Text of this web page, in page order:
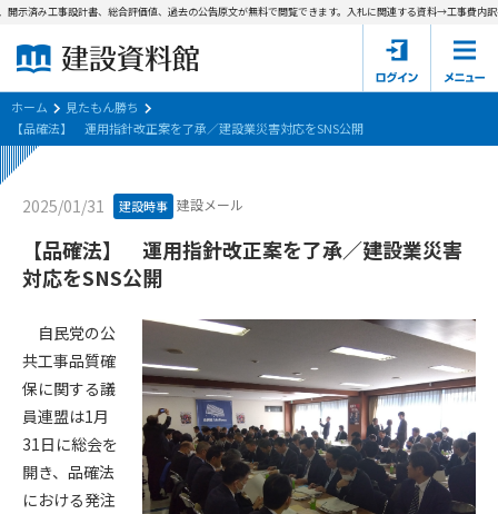
建設資料館とは
東京都の入札資料
国土交通省の入札資料
見たもん勝ち
会員登録について
サポーター会員一覧
会社概要 お問い合わせ
個人情報保護方針
会員規約
み工事設計書、総合評価値、過去の公告原文が無料で閲覧できます。入札に関連する資料→工事費内訳書(
ホーム
見たもん勝ち
【品確法】 運用指針改正案を了承／建設業災害対応をSNS公開
2025/01/31 建設時事 建設メール
【品確法】 運用指針改正案を了承／建設業災害
対応をSNS公開
自民党の公
共工事品質確
保に関する議
員連盟は1月
31日に総会を
開き、品確法
における発注
第1条（規約の目的）
会員サービスの利用条件等について定めるものです。
2. 管理者が建設資料館WEB上で随時掲載するルールは本規約の
一部を構成するものとします。
第2条（規約の変更）
本規約は、会員の了承を得ることなく、随時変更されることが
あります。変更内容は、建設資料館WEB上に表示した時点で直
ちに全ての会員が了承したものとみなします。